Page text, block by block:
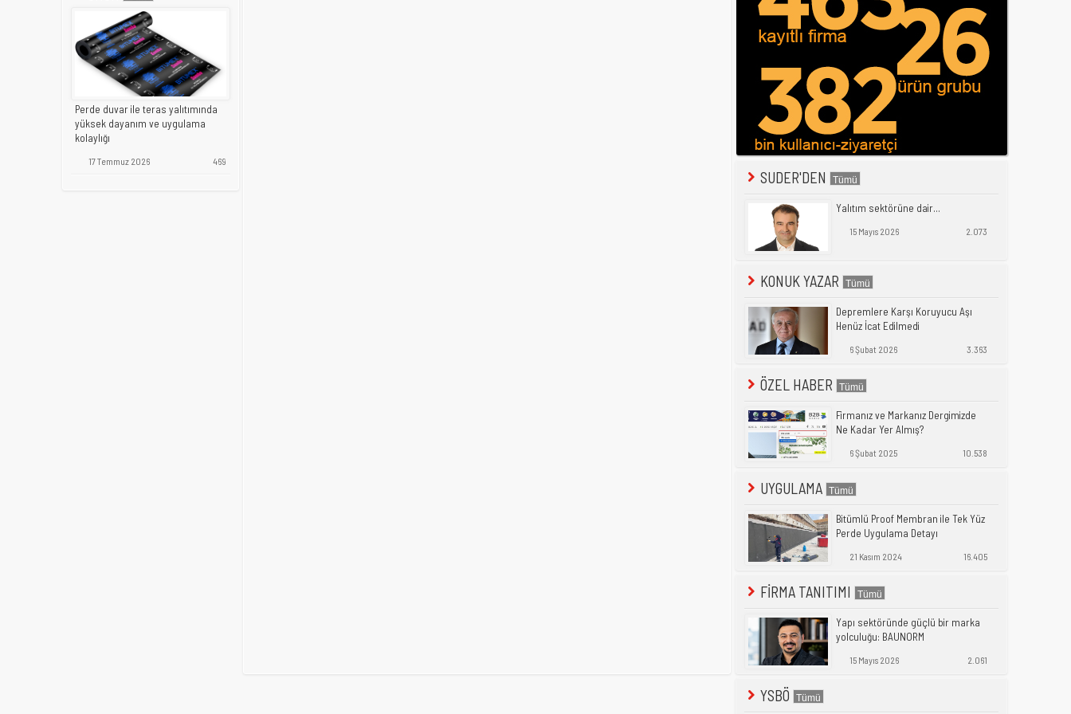
Perde duvar ile teras yalıtımında
yüksek dayanım ve uygulama
kolaylığı
17 Temmuz 2026 469
SUDER'DEN
Yalıtım sektörüne dair...
15 Mayıs 2026 2.073
KONUK YAZAR
Depremlere Karşı Koruyucu Aşı
Henüz İcat Edilmedi
6 Şubat 2026 3.363
ÖZEL HABER
Firmanız ve Markanız Dergimizde
Ne Kadar Yer Almış?
6 Şubat 2025 10.538
UYGULAMA
Bitümlü Proof Membran ile Tek Yüz
Perde Uygulama Detayı
21 Kasım 2024 16.405
FİRMA TANITIMI
Yapı sektöründe güçlü bir marka
yolculuğu: BAUNORM
15 Mayıs 2026 2.061
YSBÖ